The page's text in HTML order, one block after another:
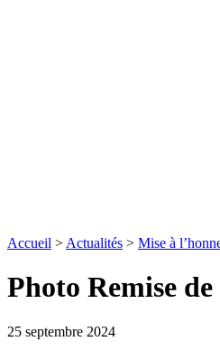
Accueil > Actualités > Mise à
Photo Remise
25 septembre 2024